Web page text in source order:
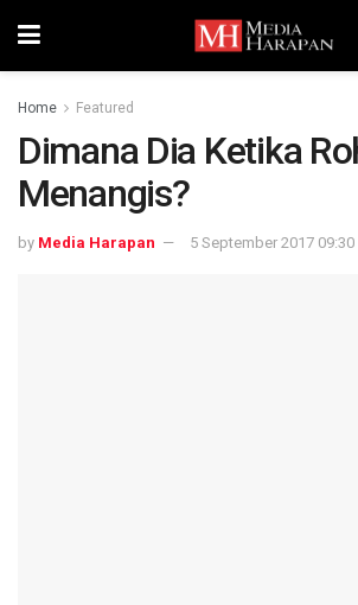
Home Featured
Dimana Dia Ketika
Menangis?
by Media Harapan 5 September 2017 09:30